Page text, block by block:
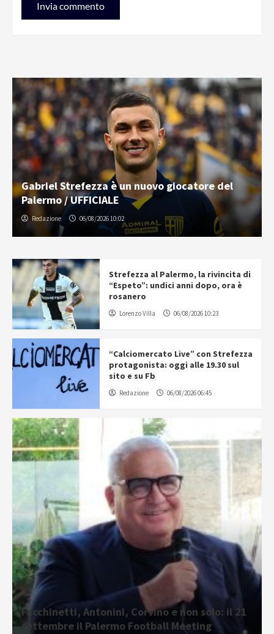
Gabriel Strefezza è un nuovo giocatore del
Palermo / UFFICIALE
Redazione 06/08/2026 10:02
Strefezza al Palermo, la rivincita di
“Espeto”: undici anni dopo, ora è
rosanero
Lorenzo Villa 06/08/2026 10:23
“Calciomercato Live” con Strefezza
protagonista: oggi alle 19.30 sul
sito e su Fb
Redazione 06/08/2026 06:45
Facchinetti, Antonini, Corvino e non solo: il 21
settembre il Palermo Football Meeting